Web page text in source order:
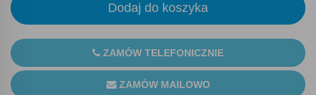
Dodaj do koszyka
ZAMÓW TELEFONICZNIE
ZAMÓW MAILOWO